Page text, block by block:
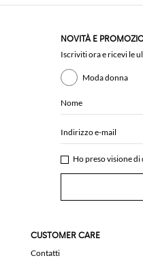
NOVITÀ E
Iscriviti ora e ricevi le
Moda donna
Nome
Indirizzo e-mail
Ho preso visione
CUSTOMER CARE
Contatti